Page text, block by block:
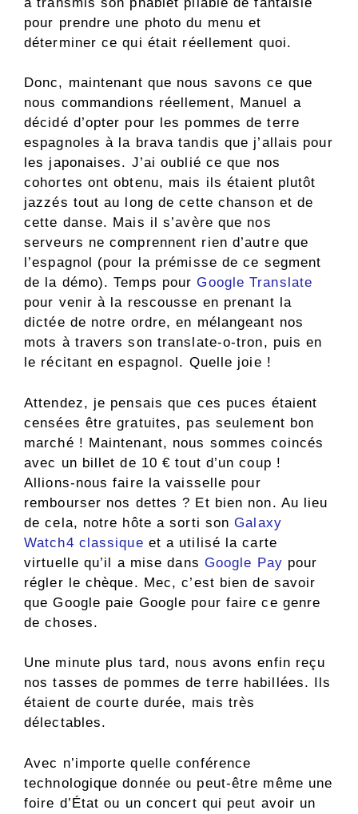
pour prendre une photo du menu et
déterminer ce qui était réellement quoi.
Donc, maintenant que nous savons ce que
nous commandions réellement, Manuel a
décidé d’opter pour les pommes de terre
espagnoles à la brava tandis que j’allais pour
les japonaises. J’ai oublié ce que nos
cohortes ont obtenu, mais ils étaient plutôt
jazzés tout au long de cette chanson et de
cette danse. Mais il s’avère que nos
serveurs ne comprennent rien d’autre que
l’espagnol (pour la prémisse de ce segment
de la démo). Temps pourGoogle Translate
pour venir à la rescousse en prenant la
dictée de notre ordre, en mélangeant nos
mots à travers son translate-o-tron, puis en
le récitant en espagnol. Quelle joie !
Attendez, je pensais que ces puces étaient
censées être gratuites, pas seulement bon
marché ! Maintenant, nous sommes coincés
avec un billet de 10 € tout d’un coup !
Allions-nous faire la vaisselle pour
rembourser nos dettes ? Et bien non. Au lieu
de cela, notre hôte a sorti sonGalaxy
Watch4 classique et a utilisé la carte
virtuelle qu’il a mise dans Google Pay pour
régler le chèque. Mec, c’est bien de savoir
que Google paie Google pour faire ce genre
de choses.
Une minute plus tard, nous avons enfin reçu
nos tasses de pommes de terre habillées. Ils
étaient de courte durée, mais très
délectables.
Avec n’importe quelle conférence
technologique donnée ou peut-être même une
foire d’État ou un concert qui peut avoir un